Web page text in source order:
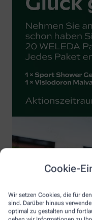
Cookie-
Wir setzen Cookies, die für
sind. Darüber hinaus
optimal zu gestalten und